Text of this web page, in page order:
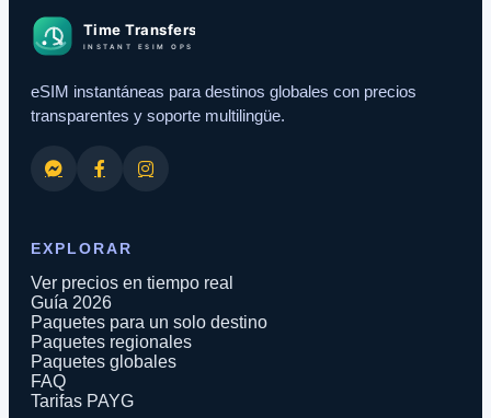
eSIM instantáneas para destinos globales con precios
transparentes y soporte multilingüe.
EXPLORAR
Ver precios en tiempo real
Guía 2026
Paquetes para un solo destino
Paquetes regionales
Paquetes globales
FAQ
Tarifas PAYG